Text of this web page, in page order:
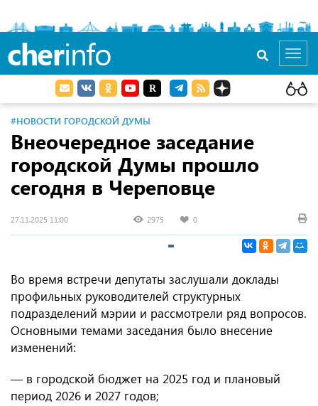
cherinfo
#НОВОСТИ ГОРОДСКОЙ ДУМЫ
Внеочередное заседание
городской Думы прошло
сегодня в Череповце
27.11.2025 11:00 2975 0
Во время встречи депутаты заслушали доклады
профильных руководителей структурных
подразделений мэрии и рассмотрели ряд вопросов.
Основными темами заседания было внесение
изменений:
— в городской бюджет на 2025 год и плановый
период 2026 и 2027 годов;